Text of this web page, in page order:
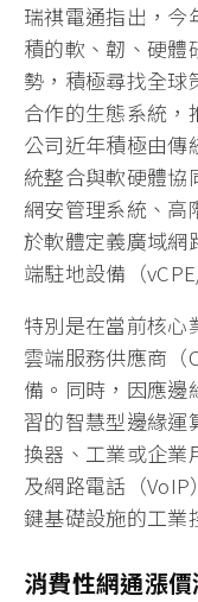
瑞祺電通指出，今
積的軟、韌、硬體
勢，積極尋找全球
合作的生態系統，
公司近年積極由傳
統整合與軟硬體協
網安管理系統、高
於軟體定義廣域網
端駐地設備（
特別是在當前核心
雲端服務供應商（
備。同時，因應邊
習的智慧型邊緣運
換器、工業或企業
及網路電話（
鍵基礎設施的工業
消費性網通漲